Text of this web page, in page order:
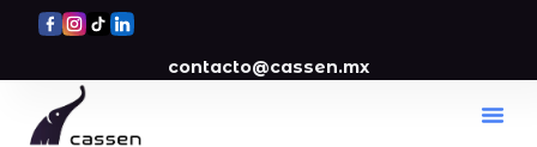
contacto@cassen.mx